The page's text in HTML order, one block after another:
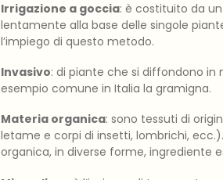
Irrigazione a goccia: è costituito da
lentamente alla base delle singole
l’impiego di questo metodo.
Invasivo: di piante che si diffondono in
esempio comune in Italia la gramigna.
Materia organica: sono tessuti di
letame e corpi di insetti, lombrichi,
organica, in diverse forme, ingrediente